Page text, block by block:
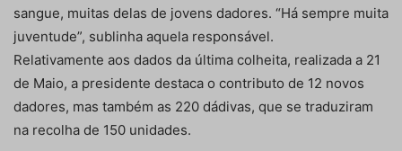
sangue, muitas delas de jovens dadores. “Há sempre muita
juventude”, sublinha aquela responsável.
Relativamente aos dados da última colheita, realizada a 21
de Maio, a presidente destaca o contributo de 12 novos
dadores, mas também as 220 dádivas, que se traduziram
na recolha de 150 unidades.